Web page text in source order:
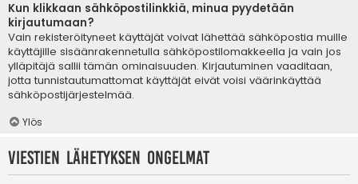
Kun klikkaan sähköpostilinkkiä, minua pyydetään
kirjautumaan?
Vain rekisteröityneet käyttäjät voivat lähettää sähköpostia muille
käyttäjille sisäänrakennetulla sähköpostilomakkeella ja vain jos
ylläpitäjä sallii tämän ominaisuuden. Kirjautuminen vaaditaan,
jotta tunnistautumattomat käyttäjät eivät voisi väärinkäyttää
sähköpostijärjestelmää.
Ylös
Viestien lähetyksen ongelmat